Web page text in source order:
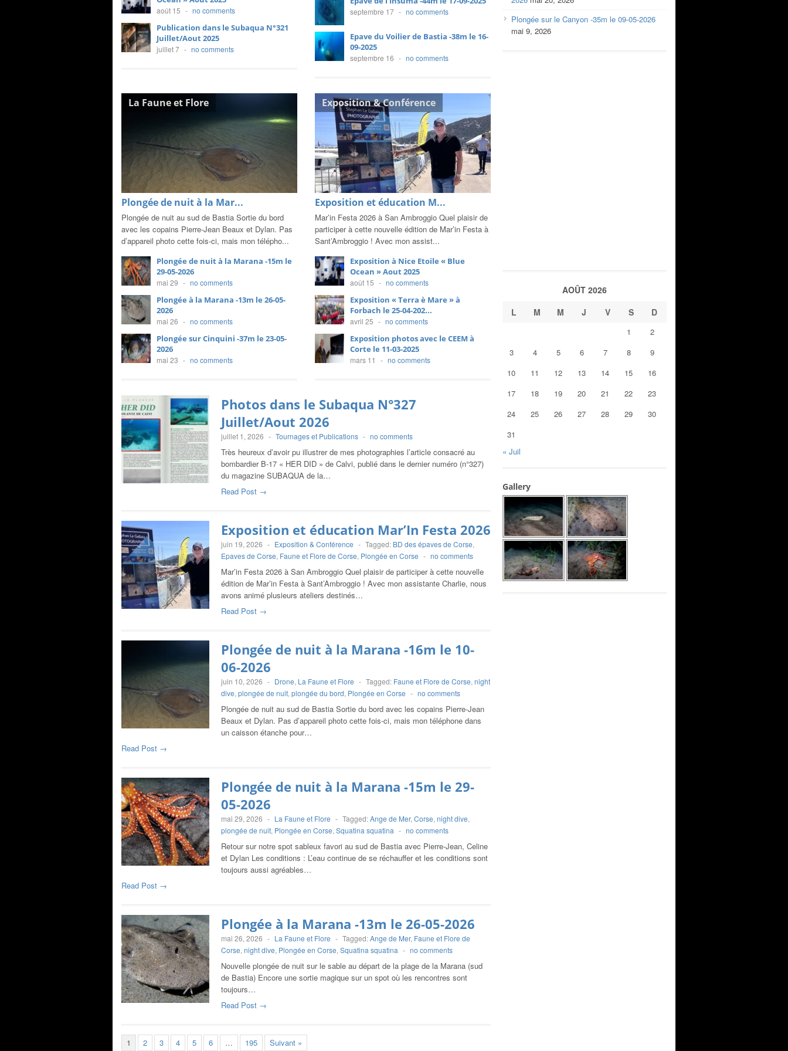
août 15 - no comments
Publication dans le Subaqua N°321
Juillet/Aout 2025
juillet 7 - no comments
septembre 17 - no comments
Epave du Voilier de Bastia -38m le 16-
09-2025
septembre 16 - no comments
La Faune et Flore
Plongée de nuit à la Mar...
Plongée de nuit au sud de Bastia Sortie du bord
avec les copains Pierre-Jean Beaux et Dylan. Pas
d’appareil photo cette fois-ci, mais mon télépho...
Plongée de nuit à la Marana -15m le
29-05-2026
mai 29 - no comments
Plongée à la Marana -13m le 26-05-
2026
mai 26 - no comments
Plongée sur Cinquini -37m le 23-05-
2026
mai 23 - no comments
Exposition & Conférence
Exposition et éducation M...
Mar’in Festa 2026 à San Ambroggio Quel plaisir de
participer à cette nouvelle édition de Mar’in Festa à
Sant’Ambroggio ! Avec mon assist...
Exposition à Nice Etoile « Blue
Ocean » Aout 2025
août 15 - no comments
Exposition « Terra è Mare » à
Forbach le 25-04-202...
avril 25 - no comments
Exposition photos avec le CEEM à
Corte le 11-03-2025
mars 11 - no comments
Photos dans le Subaqua N°327
Juillet/Aout 2026
juillet 1, 2026 - Tournages et Publications - no comments
Très heureux d’avoir pu illustrer de mes photographies l’article consacré au
bombardier B-17 « HER DID » de Calvi, publié dans le dernier numéro (n°327)
du magazine SUBAQUA de la…
Read Post →
Exposition et éducation Mar’In Festa 2026
juin 19, 2026 - Exposition & Conférence - Tagged: BD des épaves de Corse,
Epaves de Corse, Faune et Flore de Corse, Plongée en Corse - no comments
Mar’in Festa 2026 à San Ambroggio Quel plaisir de participer à cette nouvelle
édition de Mar’in Festa à Sant’Ambroggio ! Avec mon assistante Charlie, nous
avons animé plusieurs ateliers destinés…
Read Post →
Plongée de nuit à la Marana -16m le 10-
06-2026
juin 10, 2026 - Drone, La Faune et Flore - Tagged: Faune et Flore de Corse, night
dive, plongée de nuit, plongée du bord, Plongée en Corse - no comments
Plongée de nuit au sud de Bastia Sortie du bord avec les copains Pierre-Jean
Beaux et Dylan. Pas d’appareil photo cette fois-ci, mais mon téléphone dans
un caisson étanche pour…
Read Post →
Plongée de nuit à la Marana -15m le 29-
05-2026
mai 29, 2026 - La Faune et Flore - Tagged:Ange de Mer, Corse, night dive,
plongée de nuit, Plongée en Corse, Squatina squatina - no comments
Retour sur notre spot sableux favori au sud de Bastia avec Pierre-Jean, Celine
et Dylan Les conditions : L’eau continue de se réchauffer et les conditions sont
toujours aussi agréables…
Read Post →
Plongée à la Marana -13m le 26-05-2026
mai 26, 2026 - La Faune et Flore - Tagged:Ange de Mer, Faune et Flore de
Corse, night dive, Plongée en Corse, Squatina squatina - no comments
Nouvelle plongée de nuit sur le sable au départ de la plage de la Marana (sud
de Bastia) Encore une sortie magique sur un spot où les rencontres sont
toujours…
Read Post →
1 2 3 4 5 6 … 195 Suivant »
Plongée sur le Canyon -35m le 09-05-2026
mai 9, 2026
AOÛT 2026
L
M M J V S D
1
2
3
4 5 6 7 8
9
10
11 12 13 14 15
16
17
18 19 20 21 22
23
24
25 26 27 28 29
30
31
« Juil
Gallery